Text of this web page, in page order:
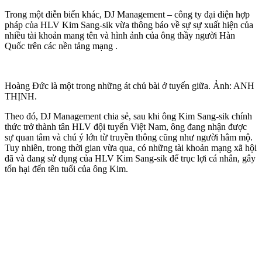
Trong một diễn biến khác, DJ Management – công ty đại diện hợp
pháp của HLV Kim Sang-sik vừa thông báo về sự sự xuất hiện của
nhiều tài khoản mang tên và hình ảnh của ông thầy người Hàn
Quốc trên các nền tảng mạng .
Hoàng Đức là một trong những át chủ bài ở tuyến giữa. Ảnh: ANH
THỊNH.
Theo đó, DJ Management chia sẻ, sau khi ông Kim Sang-sik chính
thức trở thành tân HLV đội tuyển Việt Nam, ông đang nhận được
sự quan tâm và chú ý lớn từ truyền thông cũng như người hâm mộ.
Tuy nhiên, trong thời gian vừa qua, có những tài khoản mạng xã hội
đã và đang sử dụng của HLV Kim Sang-sik để trục lợi cá nhân, gây
tổn hại đến tên tuổi của ông Kim.